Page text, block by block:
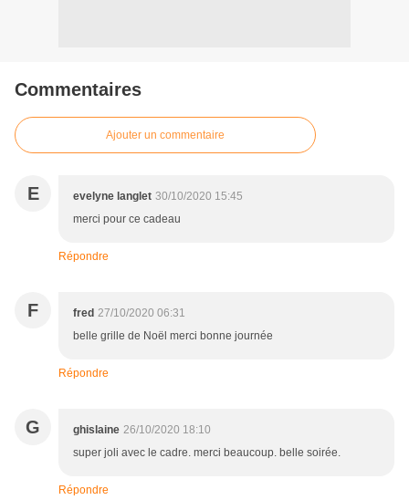
Commentaires
Ajouter un commentaire
E evelyne langlet 30/10/2020 15:45
merci pour ce cadeau
Répondre
F fred 27/10/2020 06:31
belle grille de Noël merci bonne journée
Répondre
G ghislaine 26/10/2020 18:10
super joli avec le cadre. merci beaucoup. belle soirée.
Répondre